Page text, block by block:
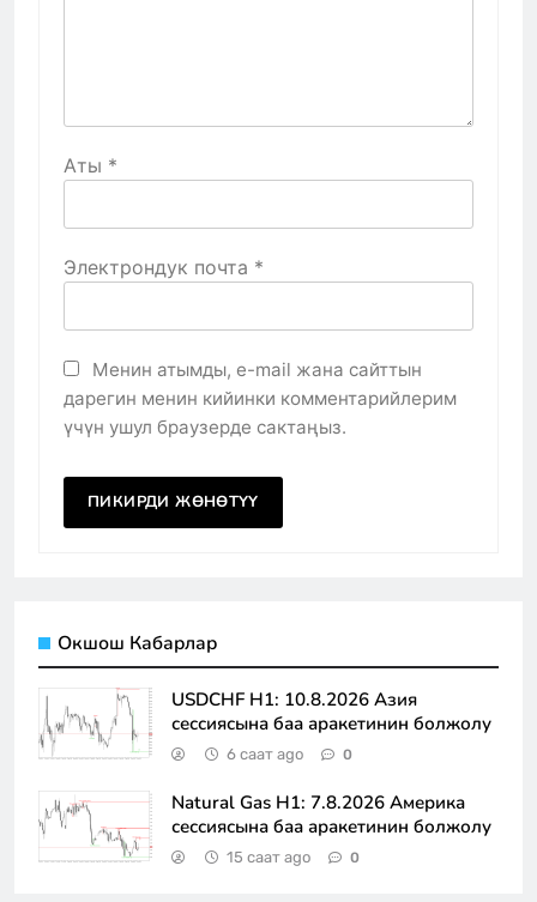
Аты *
Электрондук почта *
Менин атымды, e-mail жана сайттын
дарегин менин кийинки комментарийлерим
үчүн ушул браузерде сактаңыз.
Окшош Кабарлар
USDCHF H1: 10.8.2026 Азия
сессиясына баа аракетинин болжолу
6 саат ago 0
Natural Gas H1: 7.8.2026 Америка
сессиясына баа аракетинин болжолу
15 саат ago 0